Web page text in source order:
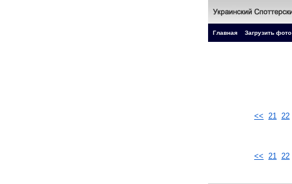
Главная Загрузить фото
<< 21 22
<< 21 22